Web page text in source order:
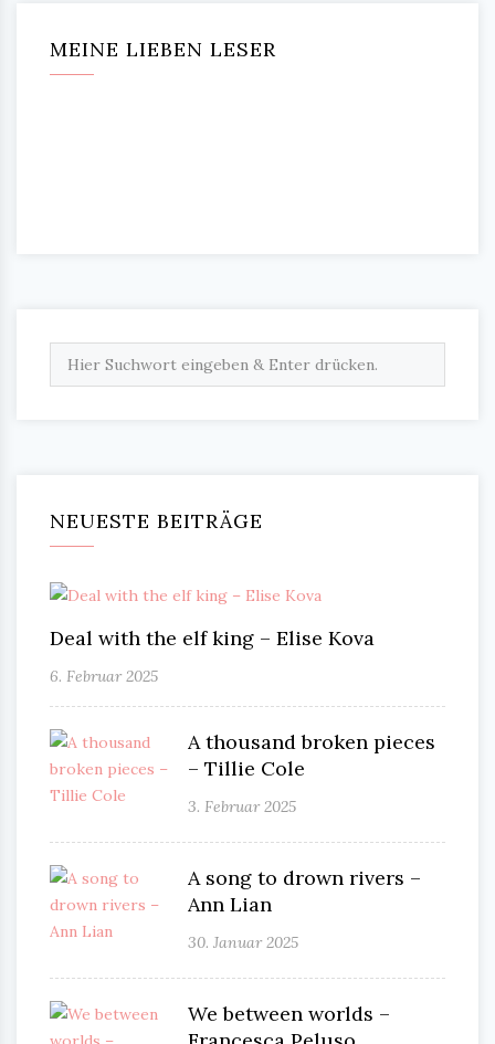
MEINE LIEBEN LESER
NEUESTE BEITRÄGE
Deal with the elf king – Elise Kova
6. Februar 2025
A thousand broken pieces
– Tillie Cole
3. Februar 2025
A song to drown rivers –
Ann Lian
30. Januar 2025
We between worlds –